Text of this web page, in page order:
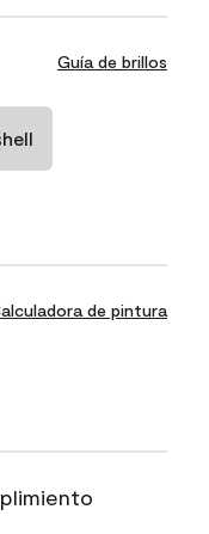
Guía de brillos
de pintura